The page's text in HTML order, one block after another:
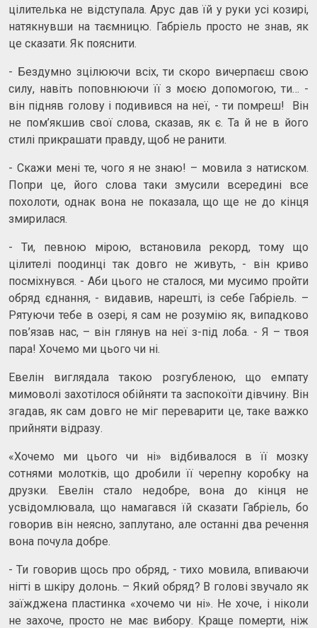
цілителька не відступала. Арус дав їй у руки усі козирі,
натякнувши на таємницю. Габріель просто не знав, як
це сказати. Як пояснити.
- Бездумно зцілюючи всіх, ти скоро вичерпаєш свою
силу, навіть поповнюючи її з моєю допомогою, ти… -
він підняв голову і подивився на неї, - ти помреш! Він
не пом’якшив свої слова, сказав, як є. Та й не в його
стилі прикрашати правду, щоб не ранити.
- Скажи мені те, чого я не знаю! – мовила з натиском.
Попри це, його слова таки змусили всередині все
похолоти, однак вона не показала, що ще не до кінця
змирилася.
- Ти, певною мірою, встановила рекорд, тому що
цілителі поодинці так довго не живуть, - він криво
посміхнувся. - Аби цього не сталося, ми мусимо пройти
обряд єднання, - видавив, нарешті, із себе Габріель. –
Рятуючи тебе в озері, я сам не розумію як, випадково
пов’язав нас, – він глянув на неї з-під лоба. - Я – твоя
пара! Хочемо ми цього чи ні.
Евелін виглядала такою розгубленою, що емпату
мимоволі захотілося обійняти та заспокоїти дівчину. Він
згадав, як сам довго не міг переварити це, таке важко
прийняти відразу.
«Хочемо ми цього чи ні» відбивалося в її мозку
сотнями молотків, що дробили її черепну коробку на
друзки. Евелін стало недобре, вона до кінця не
усвідомлювала, що намагався їй сказати Габріель, бо
говорив він неясно, заплутано, але останні два речення
вона почула добре.
- Ти говорив щось про обряд, - тихо мовила, впиваючи
нігті в шкіру долонь. – Який обряд? В голові звучало як
заїжджена пластинка «хочемо чи ні». Не хоче, і ніколи
не захоче, просто не має вибору. Краще померти, ніж